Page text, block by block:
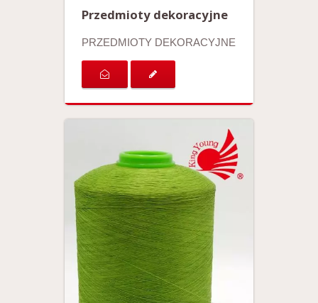
Przedmioty dekoracyjne
PRZEDMIOTY DEKORACYJNE